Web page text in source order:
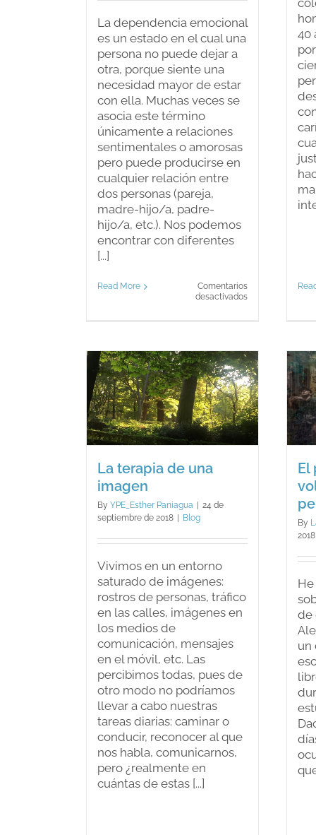
La dependencia emocional
es un estado en el cual una
persona no puede dejar a
otra, porque siente una
necesidad mayor de estar
con ella. Muchas veces se
asocia este término
únicamente a relaciones
sentimentales o amorosas
pero puede producirse en
cualquier relación entre
dos personas (pareja,
madre-hijo/a, padre-
hijo/a, etc.). Nos podemos
encontrar con diferentes
[...]
Read More
Comentarios
desactivadosen
40
La terapia de una
imagen
By YPE_Esther Paniagua
24 de
septiembre de 2018
Blog
Vivimos en un entorno
saturado de imágenes:
rostros de personas, tráfico
en las calles, imágenes en
los medios de
comunicación, mensajes
en el móvil, etc. Las
percibimos todas, pues de
otro modo no podríamos
llevar a cabo nuestras
tareas diarias: caminar o
conducir, reconocer al que
nos habla, comunicarnos,
pero ¿realmente en
cuántas de estas [...]
El poder de la
voluntad sobre el
pensamiento.
Blog
El
By
2018
de
un